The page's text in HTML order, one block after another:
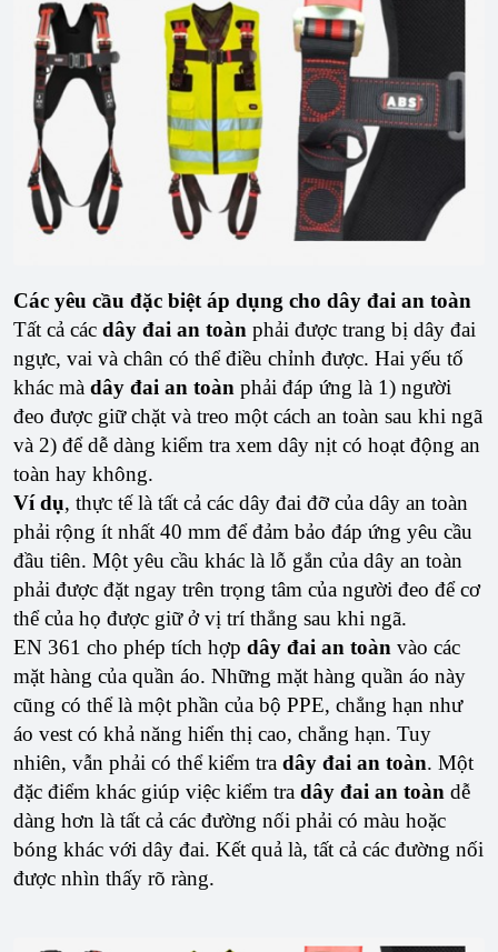
Các yêu cầu đặc biệt áp dụng cho dây đai an toàn
Tất cả các dây đai an toàn phải được trang bị dây đai
ngực, vai và chân có thể điều chỉnh được. Hai yếu tố
khác mà dây đai an toàn phải đáp ứng là 1) người
đeo được giữ chặt và treo một cách an toàn sau khi ngã
và 2) để dễ dàng kiểm tra xem dây nịt có hoạt động an
toàn hay không.
Ví dụ, thực tế là tất cả các dây đai đỡ ​​của dây an toàn
phải rộng ít nhất 40 mm để đảm bảo đáp ứng yêu cầu
đầu tiên. Một yêu cầu khác là lỗ gắn của dây an toàn
phải được đặt ngay trên trọng tâm của người đeo để cơ
thể của họ được giữ ở vị trí thẳng sau khi ngã.
EN 361 cho phép tích hợp dây đai an toàn vào các
mặt hàng của quần áo. Những mặt hàng quần áo này
cũng có thể là một phần của bộ PPE, chẳng hạn như
áo vest có khả năng hiển thị cao, chẳng hạn. Tuy
nhiên, vẫn phải có thể kiểm tra dây đai an toàn. Một
đặc điểm khác giúp việc kiểm tra dây đai an toàn dễ
dàng hơn là tất cả các đường nối phải có màu hoặc
bóng khác với dây đai. Kết quả là, tất cả các đường nối
được nhìn thấy rõ ràng.